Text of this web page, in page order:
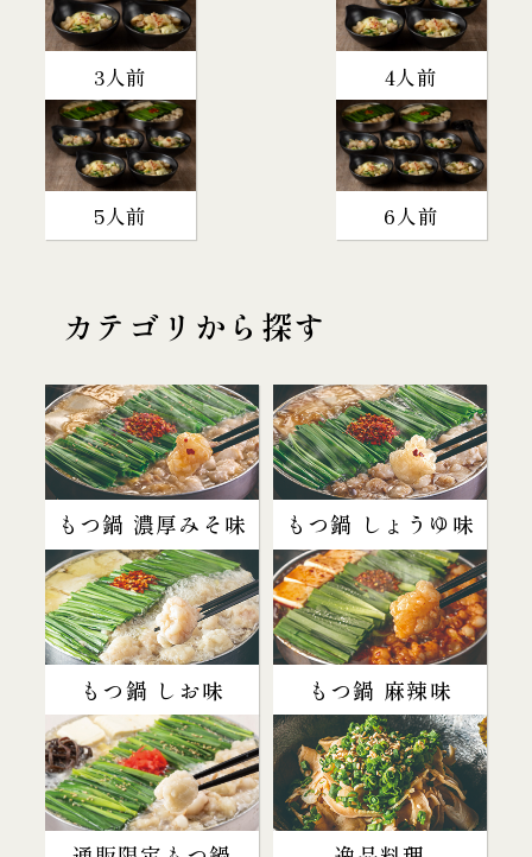
3人前 4人前
5人前 6人前
カテゴリから探す
もつ鍋 濃厚みそ味 もつ鍋 しょうゆ味
もつ鍋 しお味 もつ鍋 麻辣味